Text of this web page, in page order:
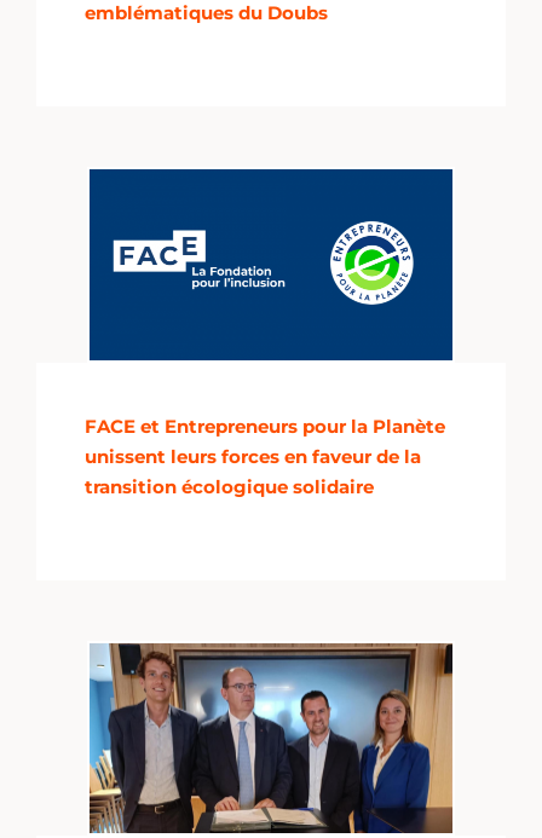
emblématiques du Doubs
FACE et Entrepreneurs pour la Planète
unissent leurs forces en faveur de la
transition écologique solidaire